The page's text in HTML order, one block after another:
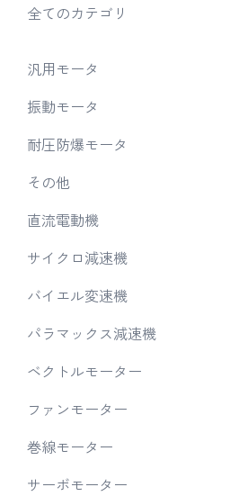
全てのカテゴリ
汎用モータ
振動モータ
耐圧防爆モータ
その他
直流電動機
サイクロ減速機
バイエル変速機
パラマックス減速機
ベクトルモーター
ファンモーター
巻線モーター
サーボモーター